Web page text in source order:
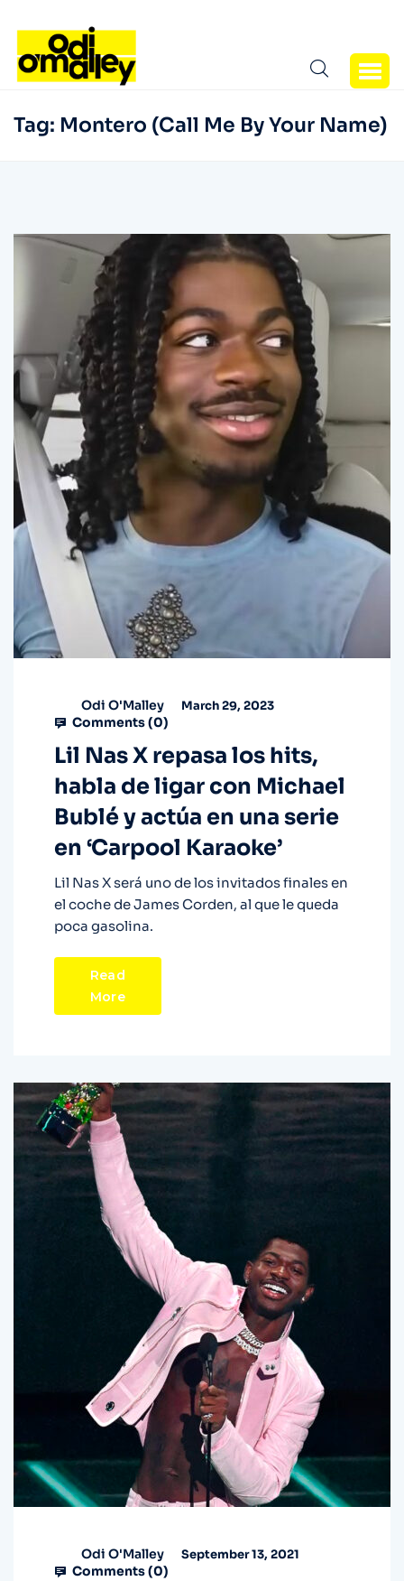
Tag: Montero (Call Me By Your Name)
Odi O'Malley March 29, 2023
Comments (0)
Lil Nas X repasa los hits,
habla de ligar con Michael
Bublé y actúa en una serie
en ‘Carpool Karaoke’
Lil Nas X será uno de los invitados finales en
el coche de James Corden, al que le queda
poca gasolina.
Read
More
Odi O'Malley September 13, 2021
Comments (0)